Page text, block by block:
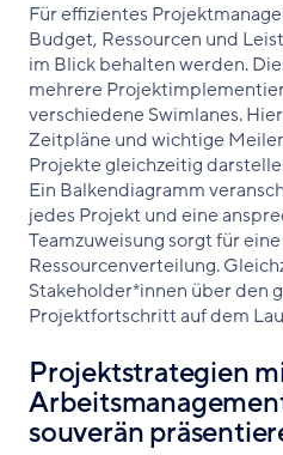
Für effizientes
Budget, Ressourcen und
im Blick behalten werden.
mehrere
verschiedene Swimlanes.
Zeitpläne und wichtige
Projekte gleichzeitig
Ein Balkendiagramm
jedes Projekt und eine
Teamzuweisung sorgt für
Ressourcenverteilung.
Stakeholder*innen über den
Projektfortschritt auf dem
Projektstrategien
souverän